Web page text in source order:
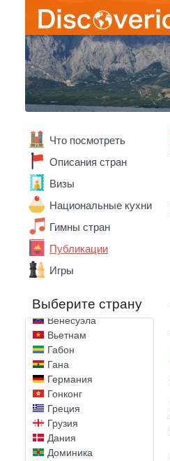
Что посмотреть
Описания стран
Визы
Национальные кухни
Гимны стран
Публикации
Игры
Выберите страну
Абхазия
Австралия
Австрия
Азербайджан
Алжир
Андорра
Аргентина
Беларусь
Бельгия
Болгария
Боливия
Ватикан
Венгрия
Венесуэла
Вьетнам
Габон
Гана
Германия
Гонконг
Греция
Грузия
Дания
Доминика